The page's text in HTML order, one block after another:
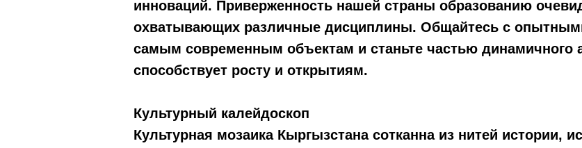
инноваций. Приверженность нашей страны образованию
охватывающих различные дисциплины. Общайтесь с
самым современным объектам и станьте частью динамичного
способствует росту и открытиям.
Культурный калейдоскоп
Культурная мозаика Кыргызстана сотканна из нитей истории,